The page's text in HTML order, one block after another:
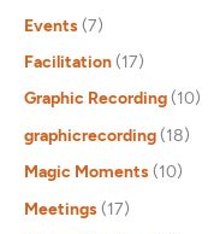
Events (7)
Facilitation (17)
Graphic Recording (10)
graphicrecording (18)
Magic Moments (10)
Meetings (17)